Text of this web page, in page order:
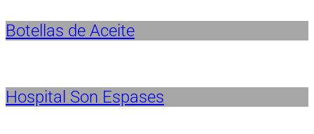
Botellas de Aceite
Hospital Son Espases